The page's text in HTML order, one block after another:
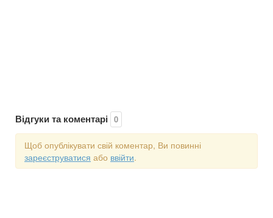
Відгуки та коментарі 0
Щоб опублікувати свій коментар, Ви повинні
зареєструватися або ввійти.